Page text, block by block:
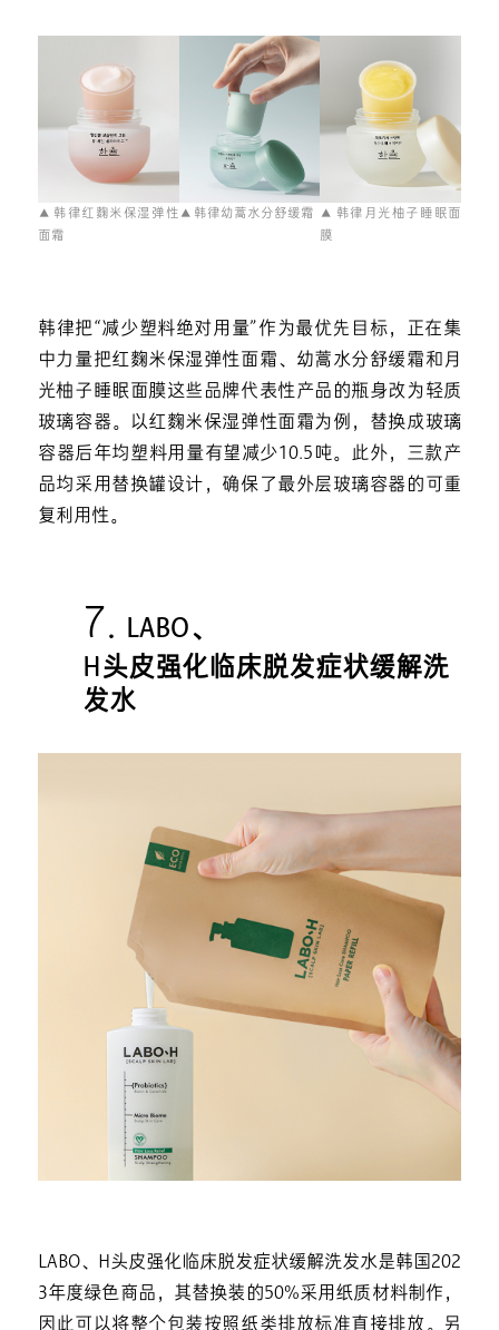
▲ 韩律红麴米保湿弹性
面霜
▲ 韩律幼蒿水分舒缓霜
▲ 韩律月光柚子睡眠面
膜
韩律把“减少塑料绝对用量”作为最优先目标，正在集
中力量把红麴米保湿弹性面霜、幼蒿水分舒缓霜和月
光柚子睡眠面膜这些品牌代表性产品的瓶身改为轻质
玻璃容器。以红麴米保湿弹性面霜为例，替换成玻璃
容器后年均塑料用量有望减少10.5吨。此外，三款产
品均采用替换罐设计，确保了最外层玻璃容器的可重
复利用性。
7. LABO、
H头皮强化临床脱发症状缓解洗
发水
LABO、H头皮强化临床脱发症状缓解洗发水是韩国202
3年度绿色商品，其替换装的50%采用纸质材料制作，
因此可以将整个包装按照纸类排放标准直接排放。另